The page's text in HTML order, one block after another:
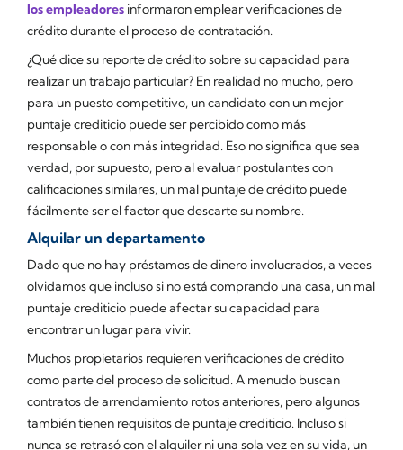
los empleadores informaron emplear verificaciones de
crédito durante el proceso de contratación.
¿Qué dice su reporte de crédito sobre su capacidad para
realizar un trabajo particular? En realidad no mucho, pero
para un puesto competitivo, un candidato con un mejor
puntaje crediticio puede serpercibidocomo más
responsable o con más integridad. Eso no significa que sea
verdad, por supuesto, pero al evaluar postulantes con
calificaciones similares, un mal puntaje de crédito puede
fácilmente ser el factor que descarte su nombre.
Alquilar un departamento
Dado que no hay préstamos de dinero involucrados, a veces
olvidamos que incluso si no está comprando una casa, un mal
puntaje crediticio puede afectar su capacidad para
encontrar un lugar para vivir.
Muchos propietarios requieren verificaciones de crédito
como parte del proceso de solicitud. A menudo buscan
contratos de arrendamiento rotos anteriores, pero algunos
también tienen requisitos de puntaje crediticio. Incluso si
nunca se retrasó con el alquiler ni una sola vez en su vida, un